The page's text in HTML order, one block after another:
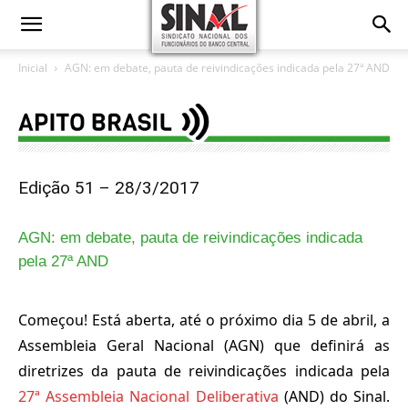
Inicial AGN: em debate, pauta de reivindicações indicada pela 27ª AND
Edição 51 – 28/3/2017
AGN: em debate, pauta de reivindicações indicada
pela 27ª AND
Começou! Está aberta, até o próximo dia 5 de abril, a
Assembleia Geral Nacional (AGN) que definirá as
diretrizes da pauta de reivindicações indicada pela
27ª Assembleia Nacional Deliberativa (AND) do Sinal.